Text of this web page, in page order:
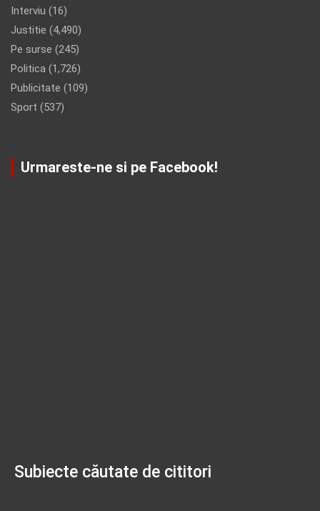
Interviu (16)
Justitie (4,490)
Pe surse (245)
Politica (1,726)
Publicitate (109)
Sport (537)
Urmareste-ne si pe Facebook!
Subiecte căutate de cititori